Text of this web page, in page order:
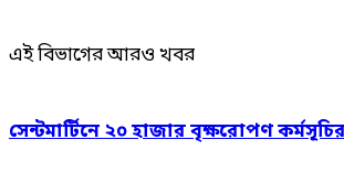
এই বিভাগের আরও খবর
সেন্টমার্টিনে ২০ হাজার বৃক্ষরোপণ